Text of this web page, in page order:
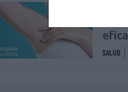
SALUD